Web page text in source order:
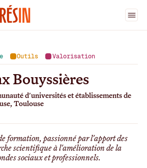
Outils Valorisation
Bouyssières
d'universités et établissements de
Toulouse
formation, passionné par l'apport des
scientifique à l'amélioration de la
sociaux et professionnels.